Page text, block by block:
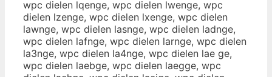
wpc dielen lqenge, wpc dielen lwenge, wpc
dielen lzenge, wpc dielen lxenge, wpc dielen
lawnge, wpc dielen lasnge, wpc dielen ladnge,
wpc dielen lafnge, wpc dielen larnge, wpc dielen
la3nge, wpc dielen la4nge, wpc dielen lae ge,
wpc dielen laebge, wpc dielen laegge, wpc